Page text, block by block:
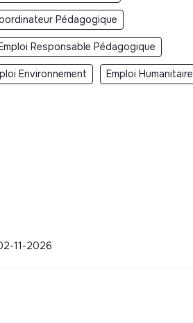
Pédagogique
Responsable Pédagogique
Environnement Emploi Humanitaire
11-2026